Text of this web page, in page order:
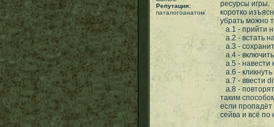
Репутация:
паталогоанатом
ресурсы игры.
коротко
убрать можно
а.1 - прийти
а.2 - встать
а.3 -
а.4 -
а.5 - навести
а.6 -
а.7 - ввести
а.8 -
таким
если пропадёт
сейва и всё по